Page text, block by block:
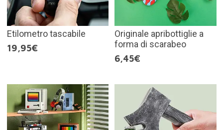
Etilometro tascabile
19,95€
Originale apribottiglie a
forma di scarabeo
6,45€